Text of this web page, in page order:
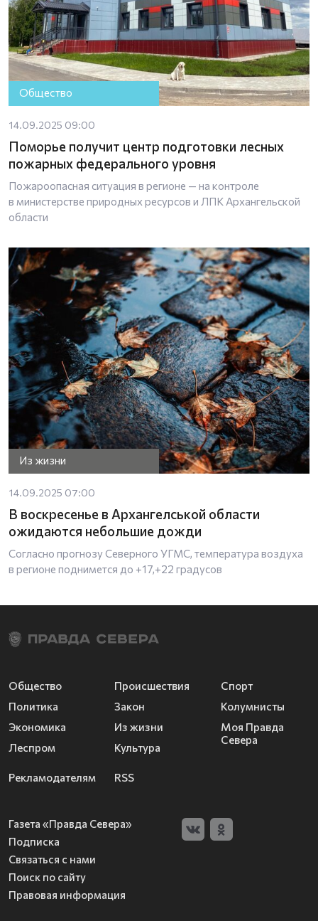
Общество
14.09.2025 09:00
Поморье получит центр подготовки лесных
пожарных федерального уровня
Пожароопасная ситуация в регионе — на контроле
в министерстве природных ресурсов и ЛПК Архангельской
области
Из жизни
14.09.2025 07:00
В воскресенье в Архангелськой области
ожидаются небольшие дожди
Согласно прогнозу Северного УГМС, температура воздуха
в регионе поднимется до +17,+22 градусов
Общество
Политика
Экономика
Леспром
Происшествия
Закон
Из жизни
Культура
Спорт
Колумнисты
Моя Правда
Севера
Рекламодателям RSS
Газета «Правда Севера»
Подписка
Связаться с нами
Поиск по сайту
Правовая информация